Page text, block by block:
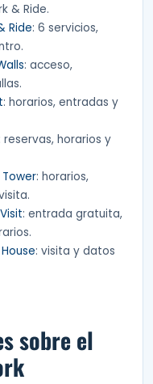
& Ride.
Ride: 6 servicios,
: acceso,
: horarios, entradas y
: reservas, horarios y
Tower: horarios,
: entrada gratuita,
: visita y datos
sobre el